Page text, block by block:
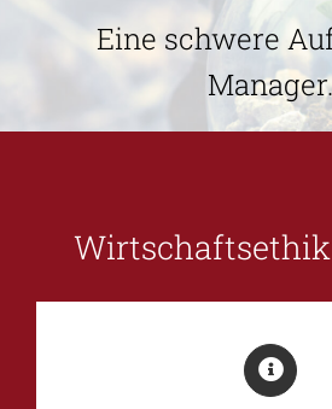
Eine schwere
Manager.
Wirtschaftsethik